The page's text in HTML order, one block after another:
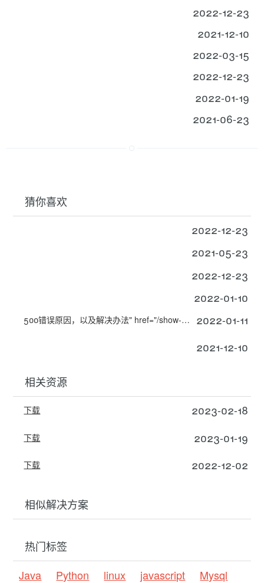
2022-12-23
2021-12-10
2022-03-15
2022-12-23
2022-01-19
2021-06-23
猜你喜欢
2022-12-23
2021-05-23
2022-12-23
2022-01-10
500错误原因，以及解决办法" href="/show-204844259.html" target="_blank">
2022-01-11
2021-12-10
相关资源
下载 2023-02-18
下载 2023-01-19
下载 2022-12-02
相似解决方案
热门标签
Java
Python linux javascript
Mysql